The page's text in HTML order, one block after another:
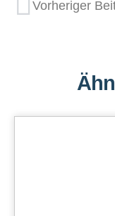
Vorheriger